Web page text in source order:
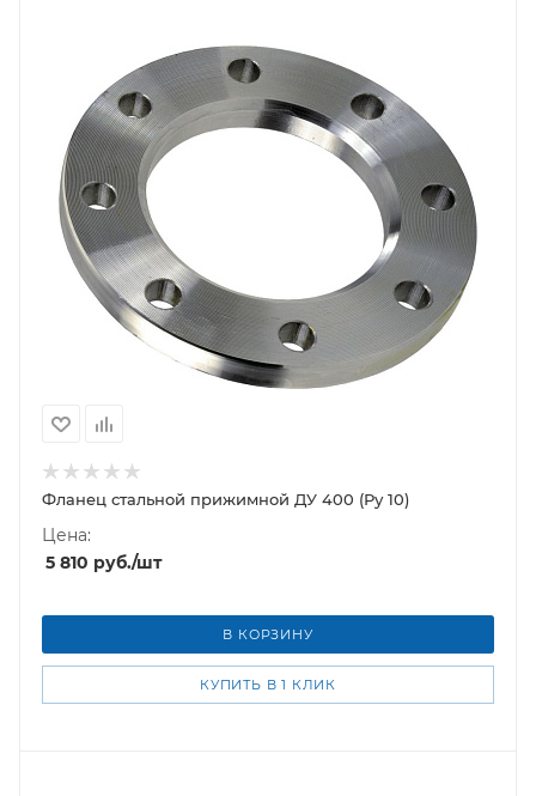
Фланец стальной прижимной ДУ 400 (Ру 10)
Цена:
5 810 руб./шт
В КОРЗИНУ
КУПИТЬ В 1 КЛИК